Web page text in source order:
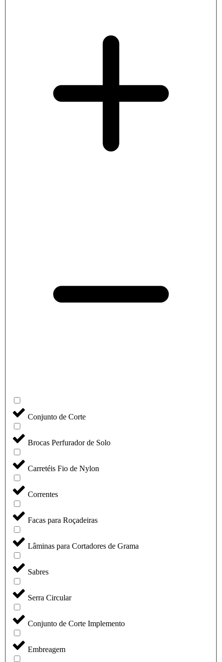
Conjunto de Corte
Brocas Perfurador de Solo
Carretéis Fio de Nylon
Correntes
Facas para Roçadeiras
Lâminas para Cortadores de Grama
Sabres
Serra Circular
Conjunto de Corte Implemento
Embreagem